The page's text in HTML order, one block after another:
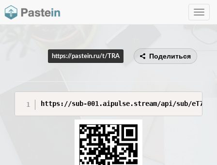
Toggle
https://pastein.ru/t/TRA Поделиться
https://sub-001.aipulse.stream/api/sub/eT7d-